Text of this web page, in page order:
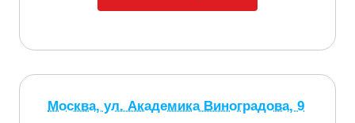
Москва, ул. Академика Виноградова, 9